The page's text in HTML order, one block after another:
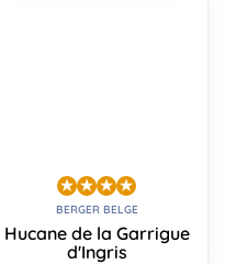
BERGER BELGE
Hucane de la Garrigue
d'Ingris